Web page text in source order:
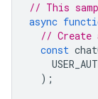
// This
async
//
const
);